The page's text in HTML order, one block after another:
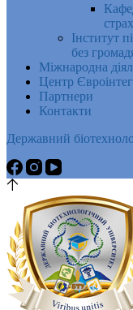
Інститут
без
Міжнародна
Центр
Партнери
Контакти
Державний